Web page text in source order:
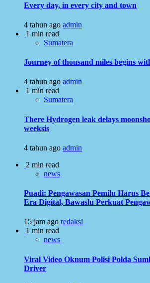
Every day, in every city and town
4 tahun ago admin
1 min read
Sumatera
Journey of thousand miles begins
4 tahun ago admin
1 min read
Sumatera
There Hydrogen leak delays
weeksis
4 tahun ago admin
2 min read
news
Puadi: Pengawasan Pemilu Harus
Era Digital, Bawaslu Perkuat
15 jam ago redaksi
1 min read
news
Viral Video Oknum Polisi Polda
Driver